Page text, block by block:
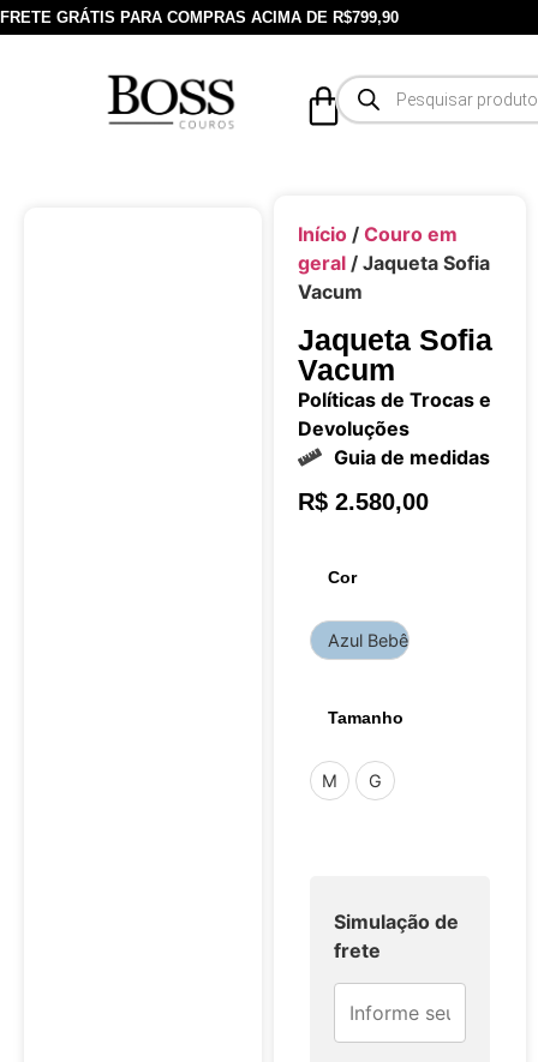
FRETE GRÁTIS PARA COMPRAS ACIMA DE R$799,90
Início /Couro em
geral / Jaqueta Sofia
Vacum
Jaqueta Sofia
Vacum
Políticas de Trocas e
Devoluções
Guia de medidas
R$ 2.580,00
Cor
Azul Bebê
Tamanho
M G
Simulação de
frete